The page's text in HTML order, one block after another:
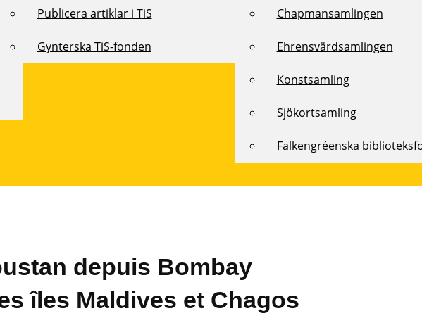
Publicera artiklar i TiS
Gynterska TiS-fonden
Chapmansamlingen
Ehrensvärdsamlingen
Konstsamling
Sjökortsamling
Falkengréenska
depuis Bombay
îles Maldives et Chagos